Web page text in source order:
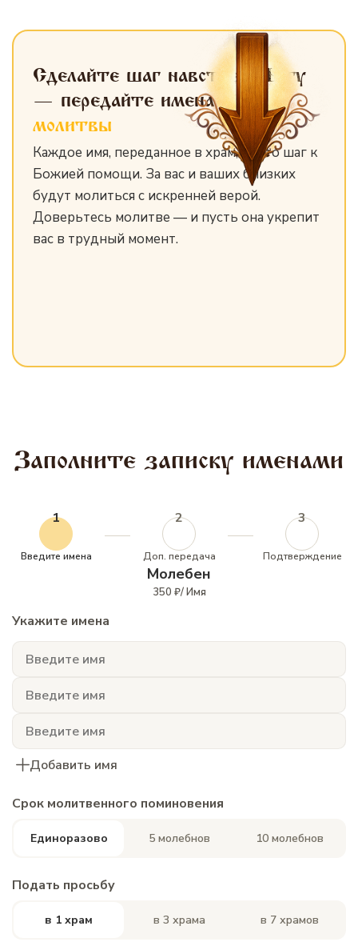
Сделайте шаг навстречу Богу
— передайте именадля
молитвы
Каждое имя, переданное в храм, — это шаг к
Божией помощи. За вас и ваших близких
будут молиться с искренней верой.
Доверьтесь молитве — и пусть она укрепит
вас в трудный момент.
Заполните записку именами
1
Введите имена
2
Доп. передача
3
Подтверждение
Молебен
350 ₽/ Имя
Укажите имена
Добавить имя
Срок молитвенного поминовения
Единоразово 5 молебнов 10 молебнов
Подать просьбу
в 1 храм в 3 храма в 7 храмов